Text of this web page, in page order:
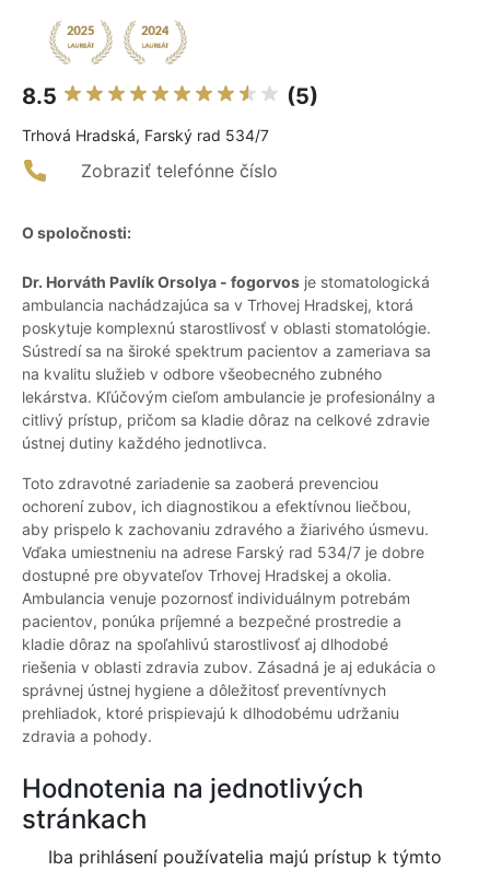
8.5 (5)
Trhová Hradská, Farský rad 534/7
Zobraziť telefónne číslo
O spoločnosti:
Dr. Horváth Pavlík Orsolya - fogorvos je stomatologická
ambulancia nachádzajúca sa v Trhovej Hradskej, ktorá
poskytuje komplexnú starostlivosť v oblasti stomatológie.
Sústredí sa na široké spektrum pacientov a zameriava sa
na kvalitu služieb v odbore všeobecného zubného
lekárstva. Kľúčovým cieľom ambulancie je profesionálny a
citlivý prístup, pričom sa kladie dôraz na celkové zdravie
ústnej dutiny každého jednotlivca.
Toto zdravotné zariadenie sa zaoberá prevenciou
ochorení zubov, ich diagnostikou a efektívnou liečbou,
aby prispelo k zachovaniu zdravého a žiarivého úsmevu.
Vďaka umiestneniu na adrese Farský rad 534/7 je dobre
dostupné pre obyvateľov Trhovej Hradskej a okolia.
Ambulancia venuje pozornosť individuálnym potrebám
pacientov, ponúka príjemné a bezpečné prostredie a
kladie dôraz na spoľahlivú starostlivosť aj dlhodobé
riešenia v oblasti zdravia zubov. Zásadná je aj edukácia o
správnej ústnej hygiene a dôležitosť preventívnych
prehliadok, ktoré prispievajú k dlhodobému udržaniu
zdravia a pohody.
Hodnotenia na jednotlivých
stránkach
Iba prihlásení používatelia majú prístup k týmto